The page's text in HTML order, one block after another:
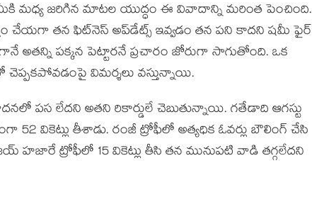
మధ్య జరిగిన మాటల యుద్ధం ఈ వివాదాన్ని మరింత పెంచింది.
చేయగా తన ఫిట్‌నెస్ అప్‌డేట్స్ ఇవ్వడం తన పని కాదని షమీ ఫైర్
అతన్ని పక్కన పెట్టారనే ప్రచారం జోరుగా సాగుతోంది. ఒక
విమర్శలు వస్తున్నాయి.
పస లేదని అతని రికార్డులే చెబుతున్నాయి. గతేడాది ఆగస్టు
52 వికెట్లు తీశాడు. రంజీ ట్రోఫీలో అత్యధిక ఓవర్లు బౌలింగ్ చేసి
హజారే ట్రోఫీలో 15 వికెట్లు తీసి తన మునుపటి వాడి తగ్గలేదని